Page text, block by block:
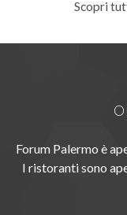
Scopri
Forum Palermo è
I ristoranti sono